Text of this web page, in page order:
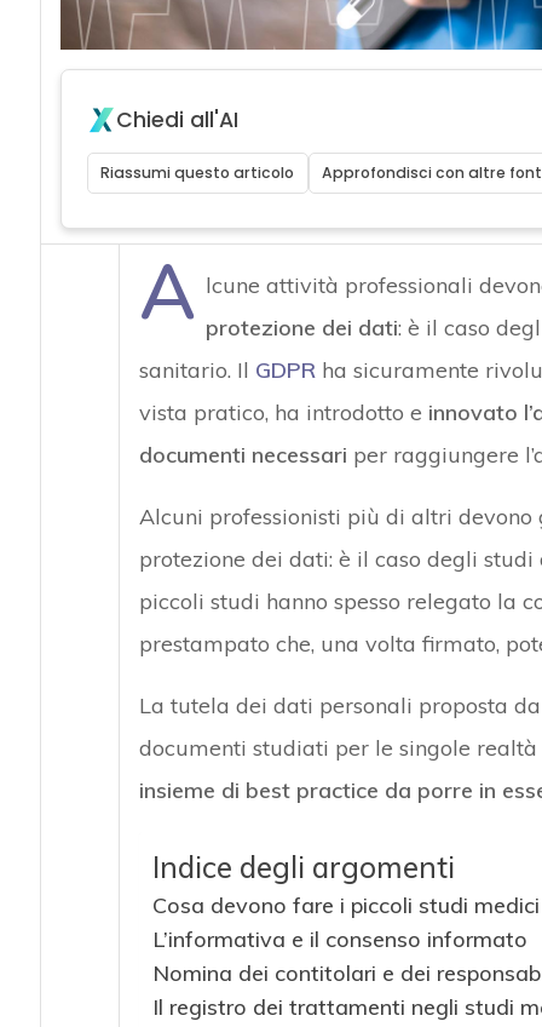
Chiedi all'AI
Riassumi questo articolo Approfondisci con altre
A lcune attività professionali
protezione dei dati: è il caso
sanitario. Il GDPRha sicuramente
vista pratico, ha introdotto e innovato
documenti necessari per raggiungere
Alcuni professionisti più di altri
protezione dei dati: è il caso degli
piccoli studi hanno spesso relegato la
prestampato che, una volta firmato,
La tutela dei dati personali proposta
documenti studiati per le singole
insieme di best practice da porre in
Indice degli argomenti
Cosa devono fare i piccoli studi medici
L’informativa e il consenso informato
Nomina dei contitolari e dei
Il registro dei trattamenti negli studi